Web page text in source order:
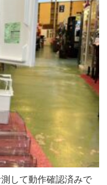
して動作確認済みで